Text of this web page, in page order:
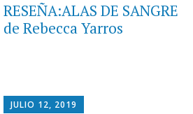
RESEÑA:ALAS DE SANGRE
de Rebecca Yarros
JULIO 12, 2019